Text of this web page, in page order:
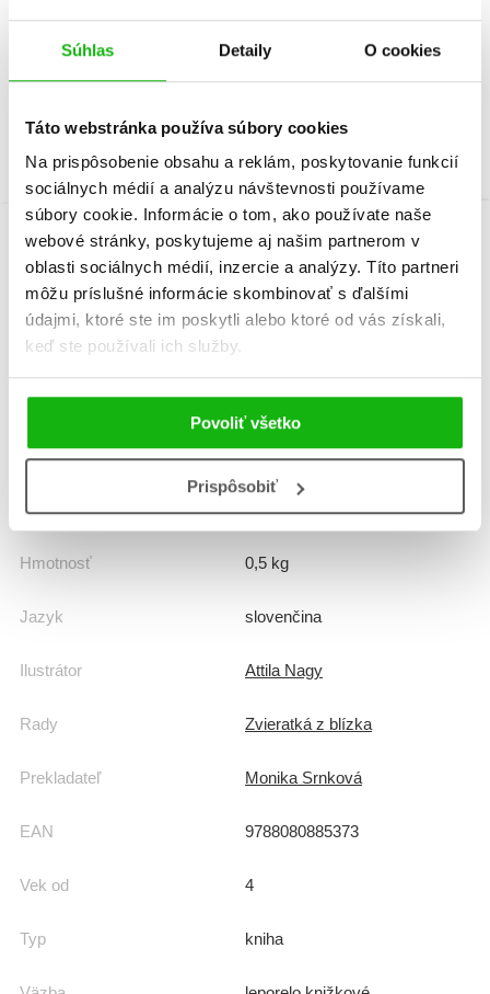
Súhlas Detaily O cookies
Táto webstránka používa súbory cookies
Na prispôsobenie obsahu a reklám, poskytovanie funkcií
sociálnych médií a analýzu návštevnosti používame
súbory cookie. Informácie o tom, ako používate naše
webové stránky, poskytujeme aj našim partnerom v
oblasti sociálnych médií, inzercie a analýzy. Títo partneri
môžu príslušné informácie skombinovať s ďalšími
údajmi, ktoré ste im poskytli alebo ktoré od vás získali,
keď ste používali ich služby.
Povoliť všetko
Prispôsobiť
Zvieratká z blízka: Mláďatká okolo nášho
domu
Informácie
Žáner
Počet strán 22
Dátum vydania 1.1.2018
Formát 200x270 mm
Hmotnosť 0,5 kg
Jazyk slovenčina
Ilustrátor Attila Nagy
Rady Zvieratká z blízka
Prekladateľ Monika Srnková
EAN 9788080885373
Vek od 4
Typ kniha